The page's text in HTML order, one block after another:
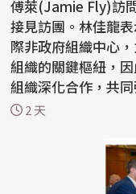
傅萊(Jamie Fly)訪
接見訪團。林佳龍
際非政府組織中心
組織的關鍵樞紐，
組織深化合作，共同強化民
「自由之...
2 天